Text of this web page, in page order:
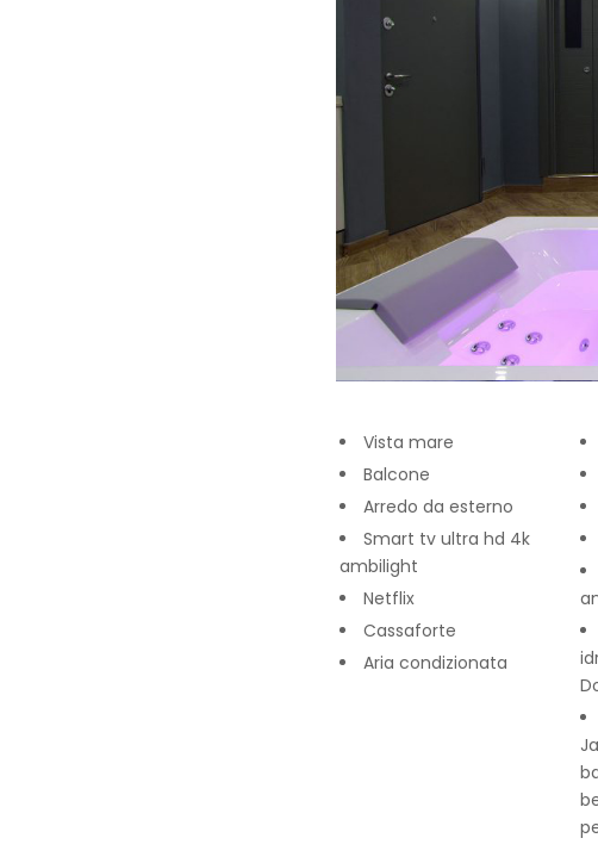
Vista mare
Balcone
Arredo da esterno
Smart tv ultra hd 4k
ambilight
Netflix
Cassaforte
Aria condizionata